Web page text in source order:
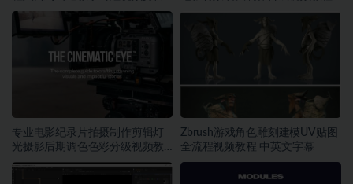
制作剪映课程~1432期
中英文字幕
专业电影纪录片拍摄制作剪辑灯
光摄影后期调色色彩分级视频教
程
Zbrush游戏角色雕刻建模UV贴图
全流程视频教程 中英文字幕